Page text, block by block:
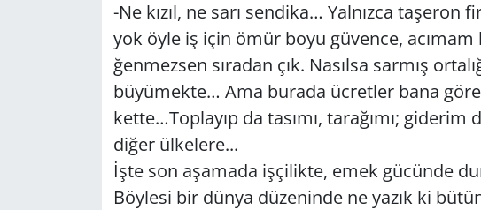
-Ne kızıl, ne sarı sen­di­ka… Yal­nız­ca ta­şe­ron
yok öyle iş için ömür boyu gü­ven­ce, acı­mam
ğen­mez­sen sı­ra­dan çık. Na­sıl­sa sar­mış
bü­yü­mek­te… Ama bu­ra­da üc­ret­ler bana
ket­te…Top­la­yıp da ta­sı­mı, ta­ra­ğı­mı;
diğer ül­ke­le­re...
İşte son aşa­ma­da iş­çi­lik­te, emek gü­cün­de
Böy­le­si bir dünya dü­ze­nin­de ne yazık ki